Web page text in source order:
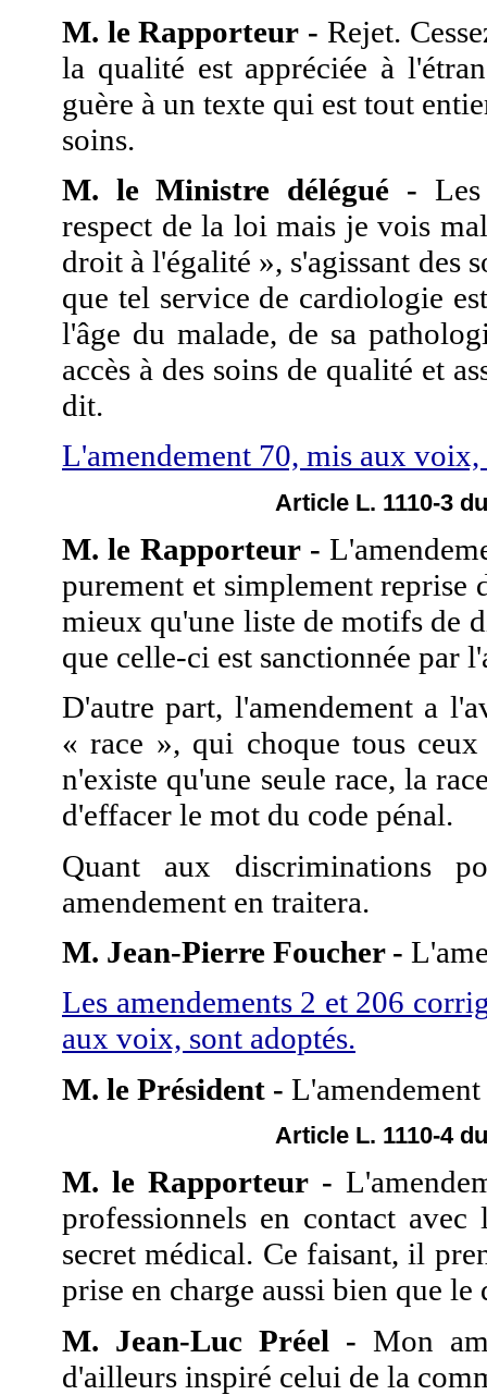
M. le Rapporteur - Rejet.
la qualité est appréciée à
guère à un texte qui est tout
soins.
M. le Ministre délégué -
respect de la loi mais je vois
droit à l'égalité », s'agissant des
que tel service de cardiologie
l'âge du malade, de sa
accès à des soins de qualité et
dit.
L'amendement 70, mis aux voix,
Article L. 1110-3
M. le Rapporteur -
purement et simplement reprise
mieux qu'une liste de motifs de
que celle-ci est sanctionnée par
D'autre part, l'amendement a
« race », qui choque tous
n'existe qu'une seule race, la
d'effacer le mot du code pénal.
Quant aux discriminations
amendement en traitera.
M. Jean-Pierre Foucher -
Les amendements 2 et 206
aux voix, sont adoptés.
M. le Président -
Article L. 1110-4
M. le Rapporteur -
professionnels en contact
secret médical. Ce faisant, il
prise en charge aussi bien que
M. Jean-Luc Préel - Mon
d'ailleurs inspiré celui de la